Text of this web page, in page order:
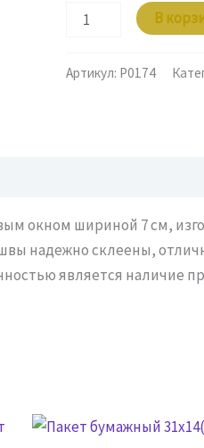
Количество
Пакет
В
Артикул: P0174
окном шириной 7 см,
надежно склеены,
является наличие